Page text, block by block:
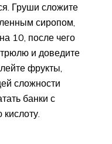
Груши сложите
сиропом,
10, после чего
и доведите
фрукты,
сложности
банки с